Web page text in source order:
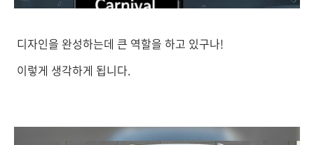
디자인을 완성하는데 큰 역할을 하고 있구나!
이렇게 생각하게 됩니다.